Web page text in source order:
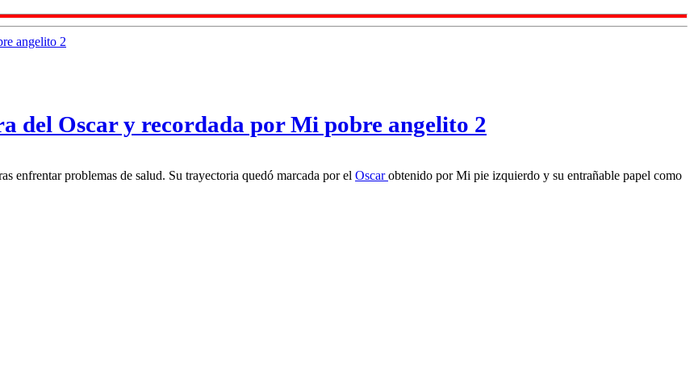
del Oscar y recordada por Mi pobre angelito 2
enfrentar problemas de salud. Su trayectoria quedó marcada por el Oscarobtenido por Mi pie izquierdo y su entrañable papel como